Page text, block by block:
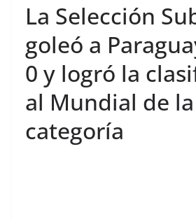
La Selección
goleó a
0 y logró la
al Mundial de la
categoría